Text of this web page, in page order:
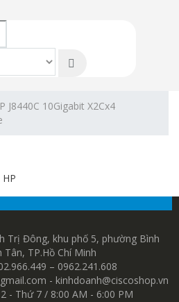
J8440C 10Gigabit X2Cx4
Trị Đông, khu phố 5, phường Bình
TP.Hồ Chí Minh
– 0962.241.608
- kinhdoanh@ciscoshop.vn
- Thứ 7 / 8:00 AM - 6:00 PM